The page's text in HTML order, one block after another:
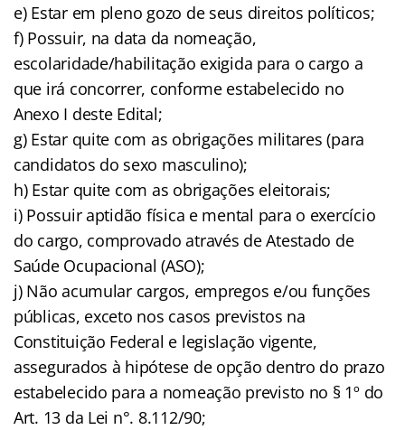
e) Estar em pleno gozo de seus direitos políticos;
f) Possuir, na data da nomeação,
escolaridade/habilitação exigida para o cargo a
que irá concorrer, conforme estabelecido no
Anexo I deste Edital;
g) Estar quite com as obrigações militares (para
candidatos do sexo masculino);
h) Estar quite com as obrigações eleitorais;
i) Possuir aptidão física e mental para o exercício
do cargo, comprovado através de Atestado de
Saúde Ocupacional (ASO);
j) Não acumular cargos, empregos e/ou funções
públicas, exceto nos casos previstos na
Constituição Federal e legislação vigente,
assegurados à hipótese de opção dentro do prazo
estabelecido para a nomeação previsto no § 1º do
Art. 13 da Lei n°. 8.112/90;